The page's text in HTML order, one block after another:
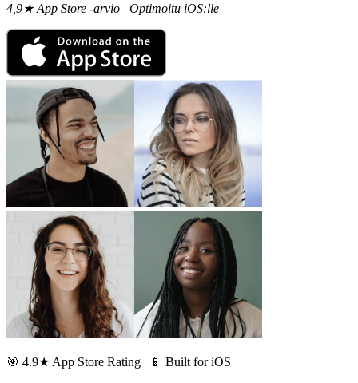
4,9★ App Store -arvio | Optimoitu iOS:lle
🎯 4.9★ App Store Rating | 📱 Built for iOS